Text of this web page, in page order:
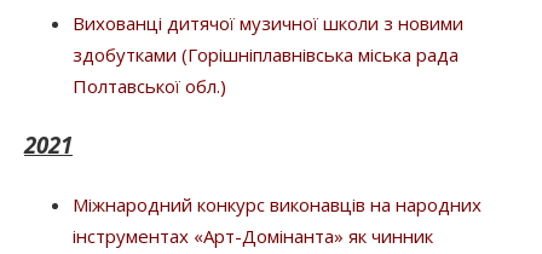
Вихованці дитячої музичної школи з новими
здобутками (Горішніплавнівська міська рада
Полтавської обл.)
2021
Міжнародний конкурс виконавців на народних
інструментах «Арт-Домінанта» як чинник